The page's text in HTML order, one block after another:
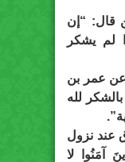
قال: “إن
لم يشكر
عن عمر بن
لله
عند نزول
آمَنُوا لا